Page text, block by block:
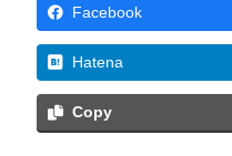
Facebook
Hatena
Copy